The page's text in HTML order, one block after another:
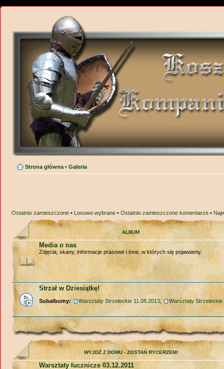
Strona główna ‹ Galeria
Ostatnio zamieszczone • Losowo wybrane •Ostatnio zamieszczone komentarze •
ALBUM
Media o nas
Zdjęcia, skany, informacje prasowe i inne, w których się pojawiamy.
Strzał w Dziesiątkę!
Subalbumy: Warsztaty Strzeleckie 11.08.2013 Warsztaty Strzeleckie
WYJDŹ Z DOMU - ZOSTAŃ RYCERZEM!
Warsztaty łucznicze 03.12.2011